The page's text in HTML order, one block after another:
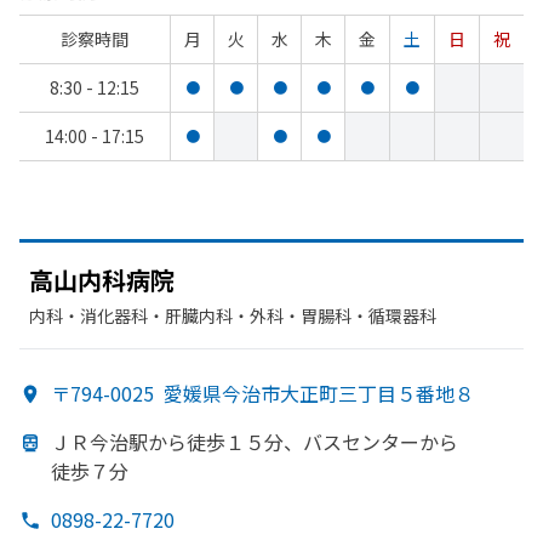
診察時間 月 火 水 木 金 土 日
祝
8:30 - 12:15
● ● ● ● ● ●
14:00 - 17:15 ● ● ●
高山内科病院
内科・​消化器科・​肝臓内科・外科・​胃腸科・​循環器科
〒794-0025 愛媛県今治市大正町三丁目５番地８
ＪＲ今治駅から徒歩１５分、 バスセンターから
徒歩７分
0898-22-7720